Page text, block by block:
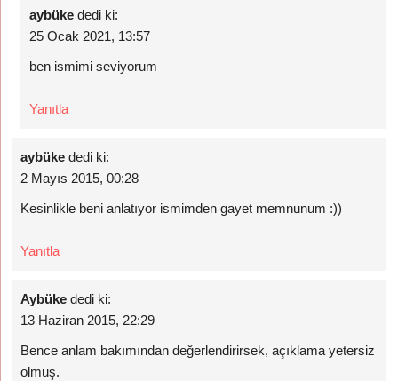
aybüke dedi ki:
25 Ocak 2021, 13:57
ben ismimi seviyorum
Yanıtla
aybüke dedi ki:
2 Mayıs 2015, 00:28
Kesinlikle beni anlatıyor ismimden gayet memnunum :))
Yanıtla
Aybüke dedi ki:
13 Haziran 2015, 22:29
Bence anlam bakımından değerlendirirsek, açıklama yetersiz
olmuş.